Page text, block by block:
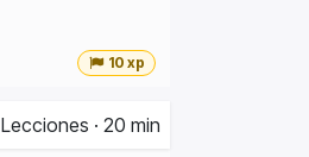
10 xp
Lecciones · 20 min